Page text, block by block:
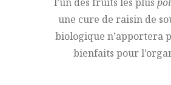
une cure de raisin de
biologique n’apportera
bienfaits pour